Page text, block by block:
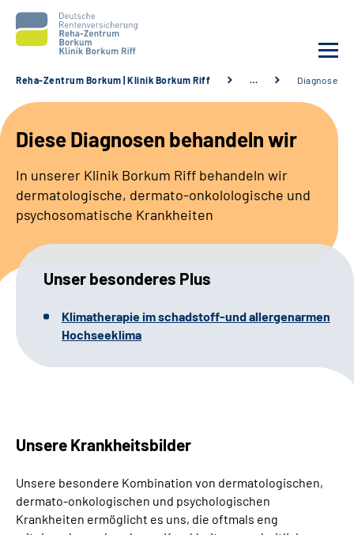
Unsere Klinik
Unsere Angebote
Service
Sozialdienste & Zuweisende
Suche
Leichte Sprache
Reha-Zentrum Borkum | Klinik Borkum Riff … Diagnosen
Diese Diagnosen behandeln wir
In unserer Klinik Borkum Riff behandeln wir
dermatologische, dermato-onkolologische und
psychosomatische Krankheiten
Unser besonderes Plus
Klimatherapie im schadstoff-und allergenarmen
Hochseeklima
Unsere Krankheitsbilder
Unsere besondere Kombination von dermatologischen,
dermato-onkologischen und psychologischen
Krankheiten ermöglicht es uns, die oftmals eng